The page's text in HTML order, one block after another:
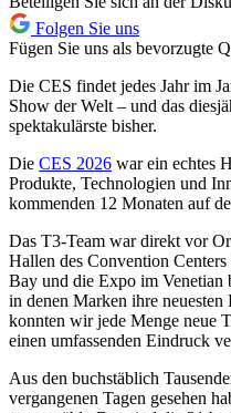
Folgen Sie uns
Fügen Sie uns als bevorzugte
Die CES findet jedes Jahr im
Show der Welt – und das
spektakulärste bisher.
Die CES 2026 war ein echtes
Produkte, Technologien und
kommenden 12 Monaten auf
Das T3-Team war direkt vor
Hallen des Convention
Bay und die Expo im Venetian
in denen Marken ihre neuesten
konnten wir jede Menge neue
einen umfassenden Eindruck
Aus den buchstäblich
vergangenen Tagen gesehen